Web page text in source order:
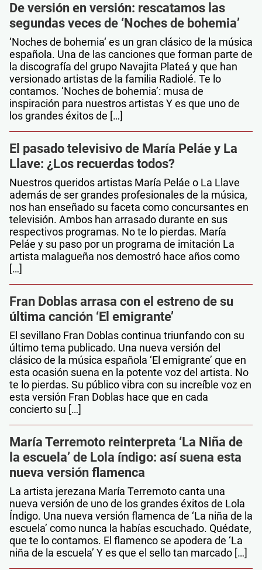
De versión en versión: rescatamos las
segundas veces de ‘Noches de bohemia’
‘Noches de bohemia‘ es un gran clásico de la música
española. Una de las canciones que forman parte de
la discografía del grupo Navajita Plateá y que han
versionado artistas de la familia Radiolé. Te lo
contamos. ‘Noches de bohemia’: musa de
inspiración para nuestros artistas Y es que uno de
los grandes éxitos de […]
El pasado televisivo de María Peláe y La
Llave: ¿Los recuerdas todos?
Nuestros queridos artistas María Peláe o La Llave
además de ser grandes profesionales de la música,
nos han enseñado su faceta como concursantes en
televisión. Ambos han arrasado durante en sus
respectivos programas. No te lo pierdas. María
Peláe y su paso por un programa de imitación La
artista malagueña nos demostró hace años como
[…]
Fran Doblas arrasa con el estreno de su
última canción ‘El emigrante’
El sevillano Fran Doblas continua triunfando con su
último tema publicado. Una nueva versión del
clásico de la música española ‘El emigrante’ que en
esta ocasión suena en la potente voz del artista. No
te lo pierdas. Su público vibra con su increíble voz en
esta versión Fran Doblas hace que en cada
concierto su […]
María Terremoto reinterpreta ‘La Niña de
la escuela’ de Lola índigo: así suena esta
nueva versión flamenca
La artista jerezana María Terremoto canta una
nueva versión de uno de los grandes éxitos de Lola
Índigo. Una nueva versión flamenca de ‘La niña de la
escuela’ como nunca la habías escuchado. Quédate,
que te lo contamos. El flamenco se apodera de ‘La
niña de la escuela’ Y es que el sello tan marcado […]